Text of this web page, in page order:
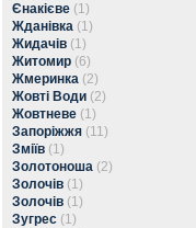
Єнакієве (1)
Жданівка (1)
Жидачів (1)
Житомир (6)
Жмеринка (2)
Жовті Води (2)
Жовтневе (1)
Запоріжжя (11)
Зміїв (1)
Золотоноша (2)
Золочів (1)
Золочів (1)
Зугрес (1)